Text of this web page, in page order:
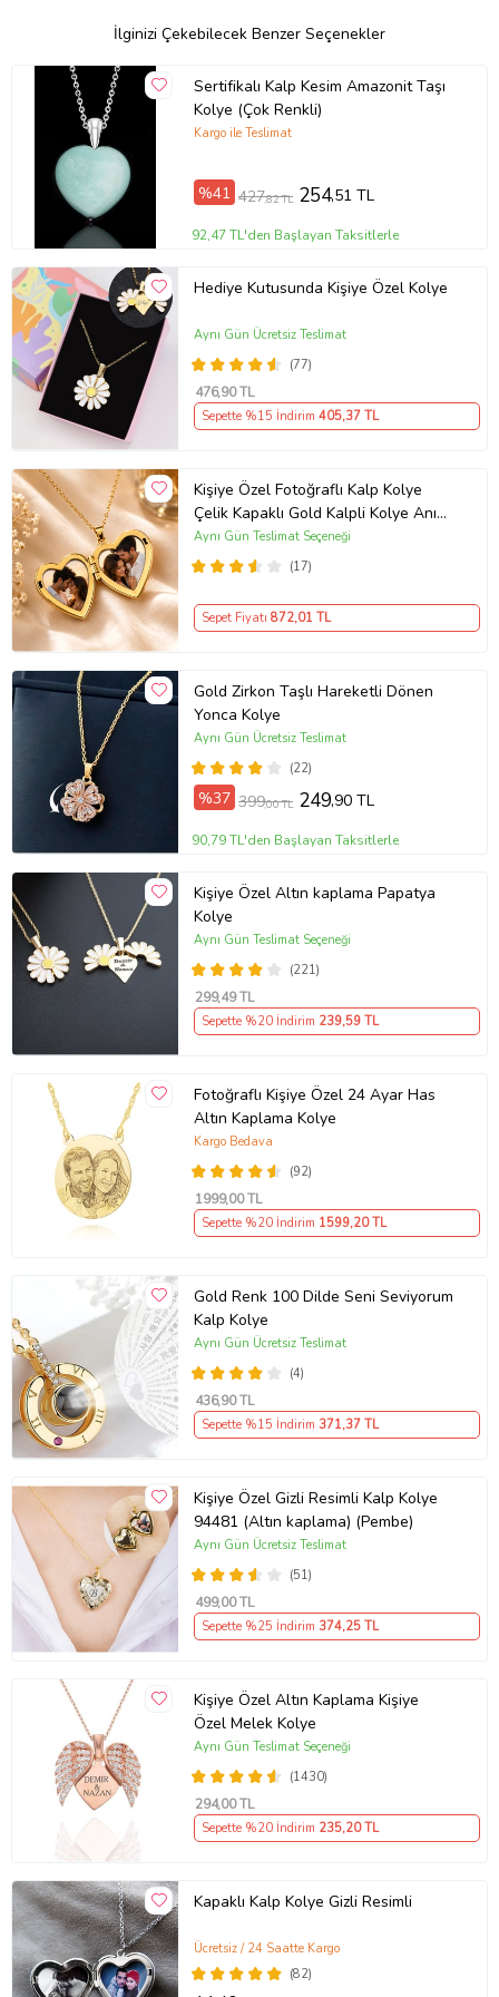
sertifikası ve garanti belgesi ile gönderilmektedir. ''Tesbih Atölyesi''
koruyucu kadife kesesinde gönderilecektir.
Bu doğal taş kolye tasarımımızda; Turkuaz taşı kolye kullanılmıştır.
Zincir ölçüsü 45 cm'dir. Her için uyumludur. Yetişkin ve çocuk için
kullanılabilir. %100 Orijinal ve gerçek taştır. Sinirinizi stresinizi
alacak, mineral açısından oldukça zengin olduğu için bulunduğu
için teniniz ile temas eder etmez aradaki farkı kısa bir süre içinde
hissedeceksiniz.
Üretildiği Taş
Turkuaz Taşı
:
Doğal Renk
Sertifikalı Mı?
:
Orijinallik Sertifikalı ve Garanti Belgesi İle Gönderilir.
Taş Ölçüsü
3.5 cm
:
800 Ayar Gümüş Renk Atmaz Matlaşmaz, Alerji Yapmaz. Zincir
Uzunluğu: 45 cm
Ürün Kodu:kcm31349638
İlginizi Çekebilecek Benzer Seçenekler
Sertifikalı Kalp Kesim Amazonit Taşı
Kolye (Çok Renkli)
Kargo ile Teslimat
%41 427,82 TL 254,51 TL
92,47 TL'den Başlayan Taksitlerle
Hediye Kutusunda Kişiye Özel Kolye
(77)
Aynı Gün Ücretsiz Teslimat
476,90 TL
Sepette %15 İndirim 405,37 TL
Kişiye Özel Fotoğraflı Kalp Kolye
Çelik Kapaklı Gold Kalpli Kolye Anı
Kolyesi Kalp Kolye Resimli Kolye –
Açılır Kapaklı Romantik Gold
(17)
Aynı Gün Teslimat Seçeneği
Sepet Fiyatı 872,01 TL
Gold Zirkon Taşlı Hareketli Dönen
Yonca Kolye
(22)
Aynı Gün Ücretsiz Teslimat
%37 399,00 TL 249,90 TL
90,79 TL'den Başlayan Taksitlerle
Kişiye Özel Altın kaplama Papatya
Kolye
(221)
Aynı Gün Teslimat Seçeneği
299,49 TL
Sepette %20 İndirim 239,59 TL
Fotoğraflı Kişiye Özel 24 Ayar Has
Altın Kaplama Kolye
(92)
Kargo Bedava
1999,00 TL
Sepette %20 İndirim 1599,20 TL
Gold Renk 100 Dilde Seni Seviyorum
Kalp Kolye
(4)
Aynı Gün Ücretsiz Teslimat
436,90 TL
Sepette %15 İndirim 371,37 TL
Kişiye Özel Gizli Resimli Kalp Kolye
94481 (Altın kaplama) (Pembe)
(51)
Aynı Gün Ücretsiz Teslimat
499,00 TL
Sepette %25 İndirim 374,25 TL
Kişiye Özel Altın Kaplama Kişiye
Özel Melek Kolye
(1430)
Aynı Gün Teslimat Seçeneği
294,00 TL
Sepette %20 İndirim 235,20 TL
Kapaklı Kalp Kolye Gizli Resimli
(82)
Ücretsiz / 24 Saatte Kargo